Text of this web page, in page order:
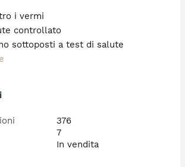
i vermi
controllato
sottoposti a test di salute
376
7
In vendita